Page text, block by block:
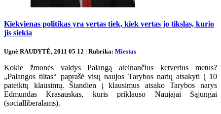
Kiekvienas politikas yra vertas tiek, kiek vertas jo tikslas, kurio
jis siekia
Ugnė RAUDYTĖ, 2011 05 12 | Rubrika: Miestas
Kokie žmonės valdys Palangą ateinančius ketverius metus?
„Palangos tiltas“ paprašė visų naujos Tarybos narių atsakyti į 10
pateiktų klausimų. Šiandien į klausimus atsako Tarybos narys
Edmundas Krasauskas, kuris priklauso Naujajai Sąjungai
(socialliberalams).